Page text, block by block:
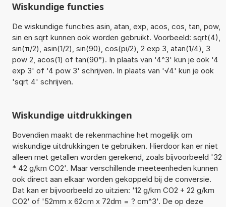
Wiskundige functies
De wiskundige functies asin, atan, exp, acos, cos, tan, pow,
sin en sqrt kunnen ook worden gebruikt. Voorbeeld: sqrt(4),
sin(π/2), asin(1/2), sin(90), cos(pi/2), 2 exp 3, atan(1/4), 3
pow 2, acos(1) of tan(90°). In plaats van '4^3' kun je ook '4
exp 3' of '4 pow 3' schrijven. In plaats van '√4' kun je ook
'sqrt 4' schrijven.
Wiskundige uitdrukkingen
Bovendien maakt de rekenmachine het mogelijk om
wiskundige uitdrukkingen te gebruiken. Hierdoor kan er niet
alleen met getallen worden gerekend, zoals bijvoorbeeld '32
* 42 g/km CO2'. Maar verschillende meeteenheden kunnen
ook direct aan elkaar worden gekoppeld bij de conversie.
Dat kan er bijvoorbeeld zo uitzien: '12 g/km CO2 + 22 g/km
CO2' of '52mm x 62cm x 72dm = ? cm^3'. De op deze